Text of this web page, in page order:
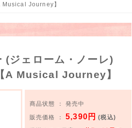
Musical Journey】
(ジェローム・ノーレ)
A Musical Journey】
商品状態 ： 発売中
販売価格 ：5,390円 (税込)